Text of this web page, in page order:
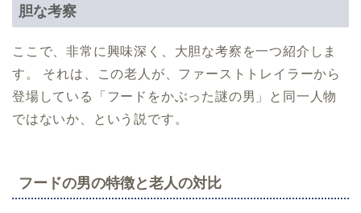
胆な考察
ここで、非常に興味深く、大胆な考察を一つ紹介しま
す。 それは、この老人が、ファーストトレイラーから
登場している「フードをかぶった謎の男」と同一人物
ではないか、という説です。
フードの男の特徴と老人の対比